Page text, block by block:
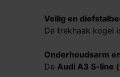
Veilig en
De trekhaak kogel
Onderhoudsarm
De Audi A3 S-line